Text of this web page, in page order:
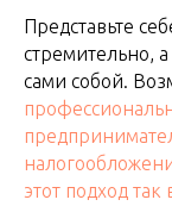
Представьте
стремительно,
сами собой.
этот подход